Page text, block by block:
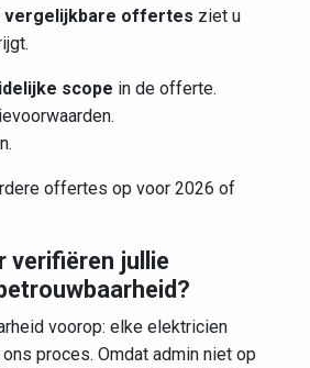
vergelijkbare offertes ziet u
scope in de offerte.
offertes op voor 2026 of
verifiëren jullie
voorop: elke elektricien
proces. Omdat admin niet op